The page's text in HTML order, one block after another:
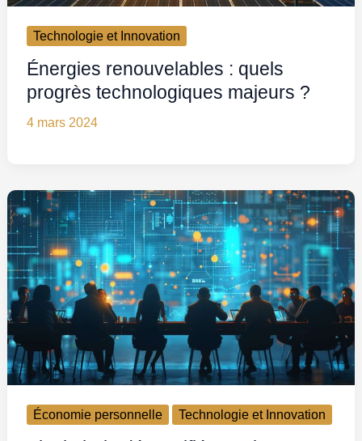
Technologie et Innovation
Énergies renouvelables : quels
progrès technologiques majeurs ?
4 mars 2024
Économie personnelle Technologie et Innovation